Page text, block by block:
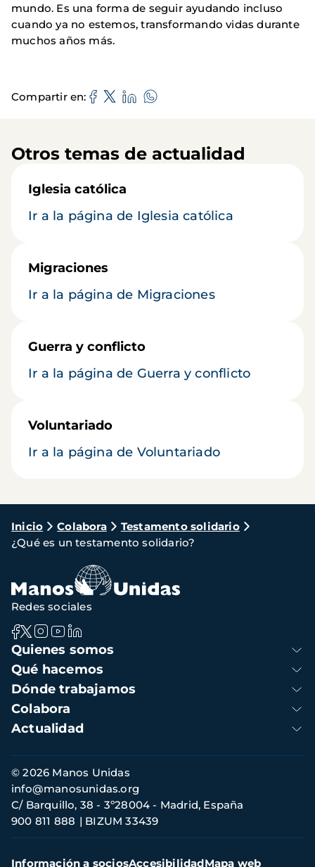
mundo. Es una forma de seguir ayudando incluso
cuando ya no estemos, transformando vidas durante
muchos años más.
Compartir en
Otros temas de actualidad
Iglesia católica
Ir a la página de Iglesia católica
Migraciones
Ir a la página de Migraciones
Guerra y conflicto
Ir a la página de Guerra y conflicto
Voluntariado
Ir a la página de Voluntariado
Ruta
de
navegación
Inicio Colabora
Testamento solidario
¿Qué es un testamento solidario?
Navegación
principal
Quienes somos
Qué hacemos
Dónde trabajamos
Colabora
Actualidad
Redes sociales
Información
de
contacto
© 2026 Manos Unidas
C/ Barquillo, 38 - 3º28004 - Madrid, España
900 811 888
BIZUM 33439
info@manosunidas.org
Menú
Información a sociosAccesibilidadMapa web